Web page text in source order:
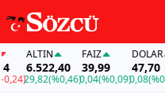
ALTIN
6.522,40
29,82(%0,46)
FAİZ
39,99
0,04(%0,09)
DOLAR
47,70
0,08